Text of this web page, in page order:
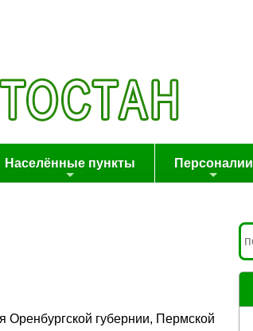
Населённые пункты Персоналии
Оренбургской губернии, Пермской